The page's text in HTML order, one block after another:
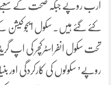
کئے گئے ہیں۔ سکول ایجوکیشن